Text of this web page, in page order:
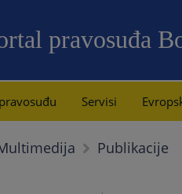
pravosuđa
Servisi
Publikacije